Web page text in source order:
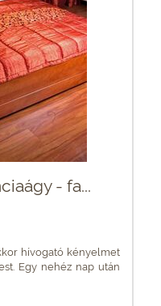
- fa...
hívogató kényelmet
Egy nehéz nap után